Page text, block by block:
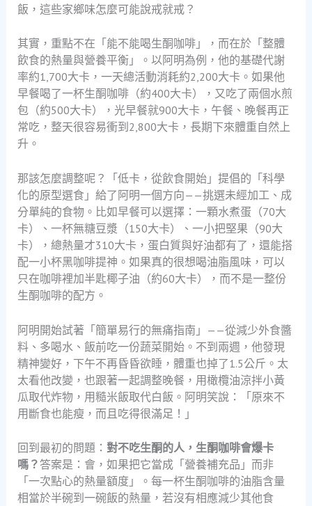
飯，這些家鄉味怎麼可能說戒就戒？
其實，重點不在「能不能喝生酮咖啡」，而在於「整體
飲食的熱量與營養平衡」。以阿明為例，他的基礎代謝
率約1,700大卡，一天總活動消耗約2,200大卡。如果他
早餐喝了一杯生酮咖啡（約400大卡），又吃了兩個水煎
包（約500大卡），光早餐就900大卡，午餐、晚餐再正
常吃，整天很容易衝到2,800大卡，長期下來體重自然上
升。
那該怎麼調整呢？「低卡，從飲食開始」提倡的「科學
化的原型選食」給了阿明一個方向——挑選未經加工、成
分單純的食物。比如早餐可以選擇：一顆水煮蛋（70大
卡）、一杯無糖豆漿（150大卡）、一小把堅果（90大
卡），總熱量才310大卡，蛋白質與好油都有了，還能搭
配一小杯黑咖啡提神。如果真的很想喝油脂風味，可以
只在咖啡裡加半匙椰子油（約60大卡），而不是一整份
生酮咖啡的配方。
阿明開始試著「簡單易行的無痛指南」——從減少外食醬
料、多喝水、飯前吃一份蔬菜開始。不到兩週，他發現
精神變好，下午不再昏昏欲睡，體重也掉了1.5公斤。太
太看他改變，也跟著一起調整晚餐，用橄欖油涼拌小黃
瓜取代炸物，用糙米飯取代白飯。阿明笑說：「原來不
用斷食也能瘦，而且吃得很滿足！」
回到最初的問題： 對不吃生酮的人，生酮咖啡會爆卡
嗎？ 答案是：會，如果把它當成「營養補充品」而非
「一次點心的熱量額度」。每一杯生酮咖啡的油脂含量
相當於半碗到一碗飯的熱量，若沒有相應減少其他食